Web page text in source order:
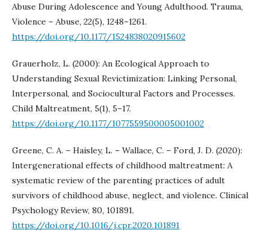
Abuse During Adolescence and Young Adulthood. Trauma,
Violence – Abuse, 22(5), 1248–1261.
https://doi.org/10.1177/1524838020915602
Grauerholz, L. (2000): An Ecological Approach to
Understanding Sexual Revictimization: Linking Personal,
Interpersonal, and Sociocultural Factors and Processes.
Child Maltreatment, 5(1), 5–17.
https://doi.org/10.1177/1077559500005001002
Greene, C. A. – Haisley, L. – Wallace, C. – Ford, J. D. (2020):
Intergenerational effects of childhood maltreatment: A
systematic review of the parenting practices of adult
survivors of childhood abuse, neglect, and violence. Clinical
Psychology Review, 80, 101891.
https://doi.org/10.1016/j.cpr.2020.101891